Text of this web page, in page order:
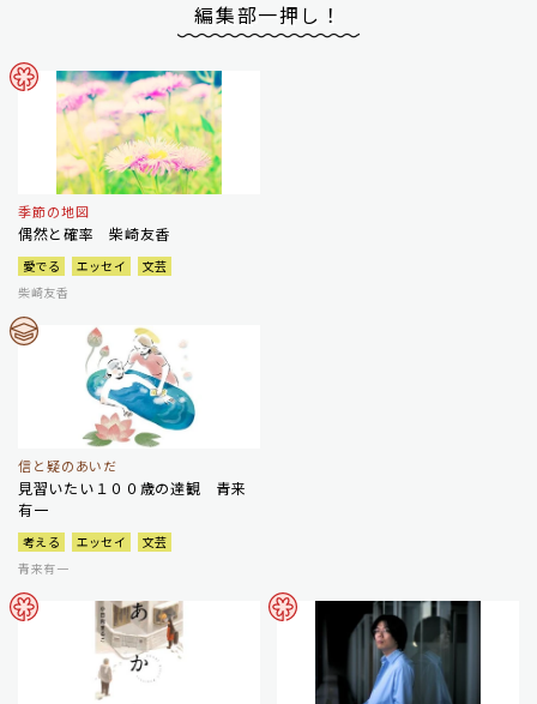
編集部一押し！
季節の地図
偶然と確率 柴崎友香
愛でる エッセイ
文芸
柴崎友香
信と疑のあいだ
見習いたい１００歳の達観 青来
有一
考える エッセイ
文芸
青来有一